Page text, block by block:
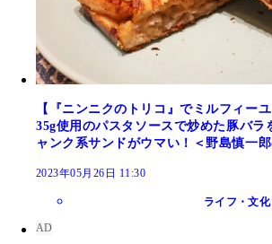
【『ニンニクのトリコ』でミルフィー
35g使用のパスタソースで炒めた豚バラ
ャンク系サンドがウマい！＜野島慎一
2023年05月26日 11:30
ライフ・文化